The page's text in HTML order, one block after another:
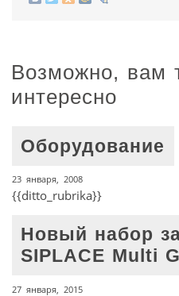
Возможно, вам
интересно
Оборудование
23 января, 2008
{{ditto_rubrika}}
Новый набор
SIPLACE Multi
27 января, 2015